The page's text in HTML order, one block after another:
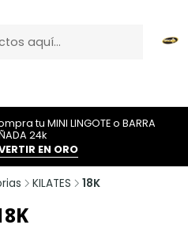
tu MINI LINGOTE o BARRA
24k
EN ORO
KILATES 18K